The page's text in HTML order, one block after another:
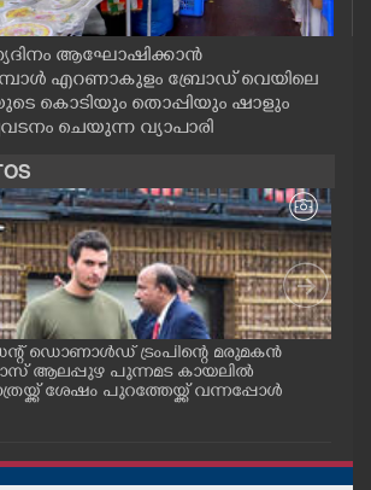
ആഘോഷിക്കാൻ
എറണാകുളം ബ്രോഡ് വെയിലെ
കൊടിയും തൊപ്പിയും ഷാളും
ചെയുന്ന വ്യാപാരി
ഡൊണാൾഡ് ട്രംപിന്റെ മരുമകൻ
ആലപ്പുഴ പുന്നമട കായലിൽ
ശേഷം പുറത്തേയ്ക്ക് വന്നപ്പോൾ